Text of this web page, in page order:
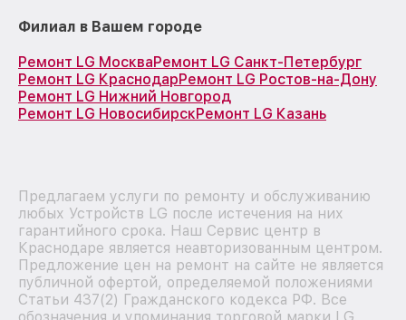
Филиал в Вашем городе
Ремонт LG МоскваРемонт LG Санкт-Петербург
Ремонт LG КраснодарРемонт LG Ростов-на-Дону
Ремонт LG Нижний Новгород
Ремонт LG НовосибирскРемонт LG Казань
Предлагаем услуги по ремонту и обслуживанию
любых Устройств LG после истечения на них
гарантийного срока. Наш Сервис центр в
Краснодаре является неавторизованным центром.
Предложение цен на ремонт на сайте не является
публичной офертой, определяемой положениями
Статьи 437(2) Гражданского кодекса РФ. Все